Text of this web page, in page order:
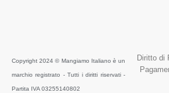
Copyright 2024 © Mangiamo Italiano è un
marchio registrato - Tutti i diritti riservati -
Partita IVA 03255140802
Diritto di